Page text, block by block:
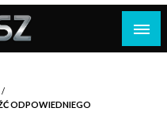
ODPOWIEDNIEGO